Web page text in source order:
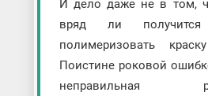
И дело даже не в том,
вряд ли
полимеризовать
Поистине роковой
неправильная